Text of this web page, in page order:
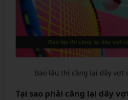
Bao lâu thì căng lại dây vợt
Tại sao phải căng lại dây